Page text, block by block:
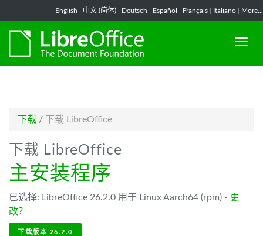
English 中文 (简体) Deutsch Español Français Italiano More...
下载 / 下载 LibreOffice
下载 LibreOffice
主安装程序
已选择: LibreOffice 26.2.0 用于 Linux Aarch64 (rpm) - 更
改？
下载版本 26.2.0